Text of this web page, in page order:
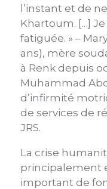
l’instant et de
Khartoum. […]
fatiguée. » –
ans), mère
à Renk depuis
Muhammad
d’infirmité
de services de
JRS.
La crise
principalement
important de